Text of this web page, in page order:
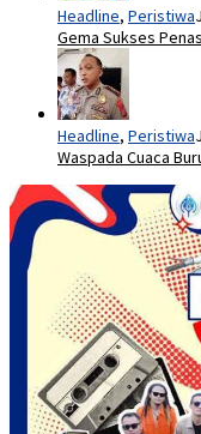
Headline, Peristiwa
Waspada Cuaca